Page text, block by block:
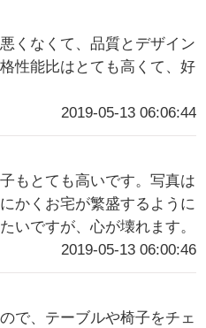
くなくて、品質とデザイン
性能比はとても高くて、好
2019-05-13 06:06:44
もとても高いです。写真は
かくお宅が繁盛するように
いですが、心が壊れます。
2019-05-13 06:00:46
で、テーブルや椅子をチェ